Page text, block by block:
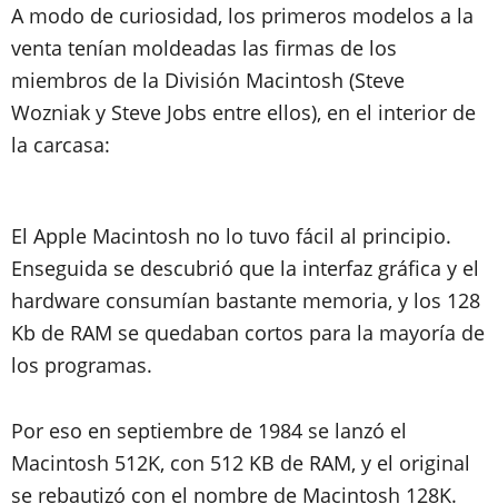
A modo de curiosidad, los primeros modelos a la
venta tenían moldeadas las firmas de los
miembros de la División Macintosh (Steve
Wozniak y Steve Jobs entre ellos), en el interior de
la carcasa:
El Apple Macintosh no lo tuvo fácil al principio.
Enseguida se descubrió que la interfaz gráfica y el
hardware consumían bastante memoria, y los 128
Kb de RAM se quedaban cortos para la mayoría de
los programas.
Por eso en septiembre de 1984 se lanzó el
Macintosh 512K, con 512 KB de RAM, y el original
se rebautizó con el nombre de Macintosh 128K.